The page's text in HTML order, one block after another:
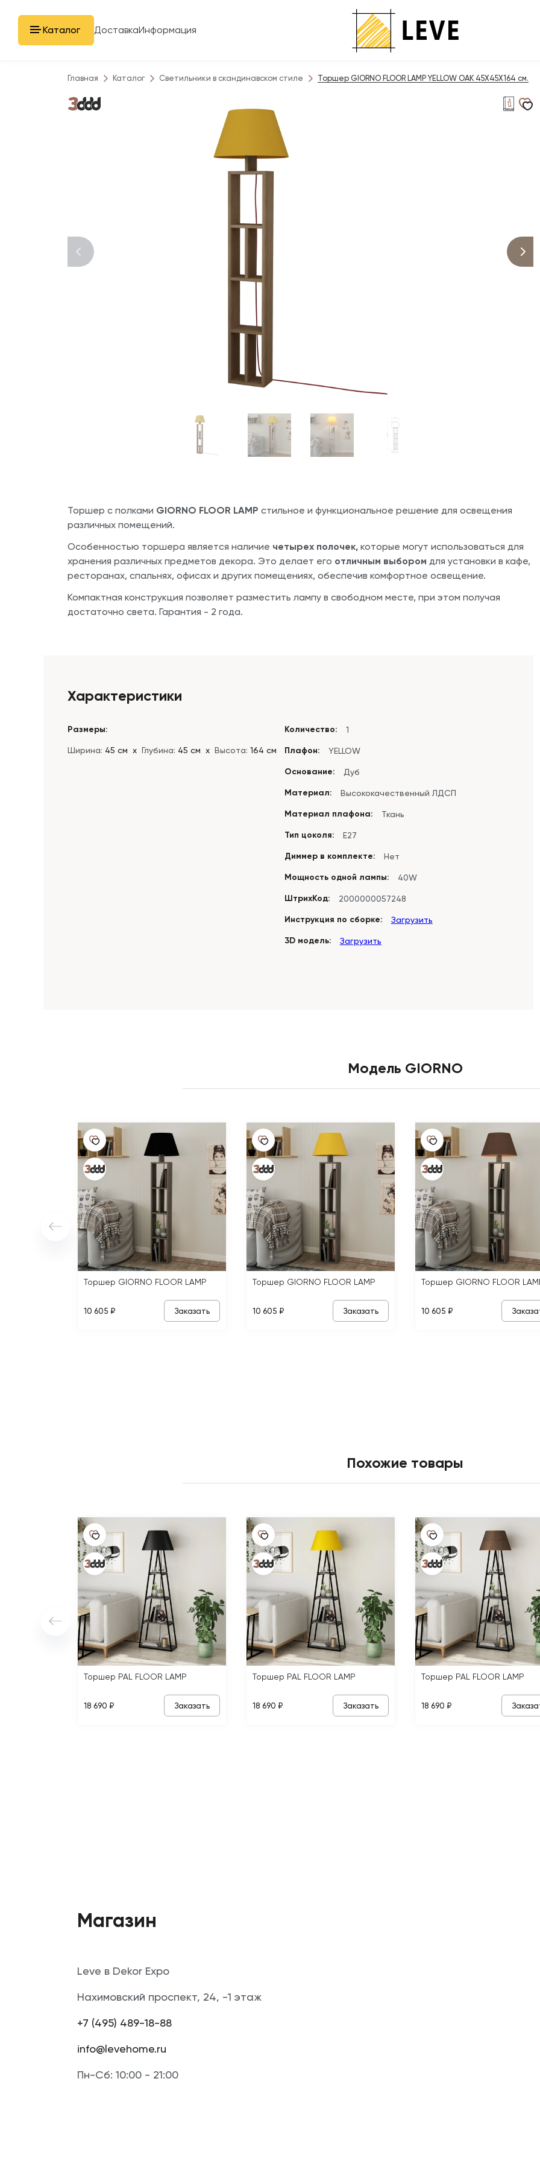
Каталог ДоставкаИнформация
Главная Каталог Светильники в скандинавском стиле Торшер GIORNO FLOOR LAMP YELLOW OAK 45X45X164 см.
Торшер с полками GIORNO FLOOR LAMP стильное и функциональное решение для освещения
различных помещений.
Особенностью торшера является наличие четырех полочек, которые могут использоваться для
хранения различных предметов декора. Это делает его отличным выбором для установки в кафе,
ресторанах, спальнях, офисах и других помещениях, обеспечив комфортное освещение.
Компактная конструкция позволяет разместить лампу в свободном месте, при этом получая
достаточно света. Гарантия - 2 года.
Характеристики
Размеры:
Ширина: 45 см х Глубина: 45 см х Высота: 164 см
Количество: 1
Плафон: YELLOW
Основание: Дуб
Материал: Высококачественный ЛДСП
Материал плафона: Ткань
Тип цоколя: E27
Диммер в комплекте: Нет
Мощность одной лампы: 40W
ШтрихКод: 2000000057248
Инструкция по сборке: Загрузить
3D модель: Загрузить
Модель GIORNO
Торшер GIORNO FLOOR LAMP
10 605 ₽ Заказать
Торшер GIORNO FLOOR LAMP
10 605 ₽ Заказать
Торшер GIORNO FLOOR
10 605 ₽
Похожие товары
Торшер PAL FLOOR LAMP
18 690 ₽ Заказать
Торшер PAL FLOOR LAMP
18 690 ₽ Заказать
Торшер PAL FLOOR LAMP
18 690 ₽
Магазин
Leve в Dekor Expo
Нахимовский проспект, 24, -1 этаж
+7 (495) 489-18-88
info@levehome.ru
Пн-Сб: 10:00 - 21:00